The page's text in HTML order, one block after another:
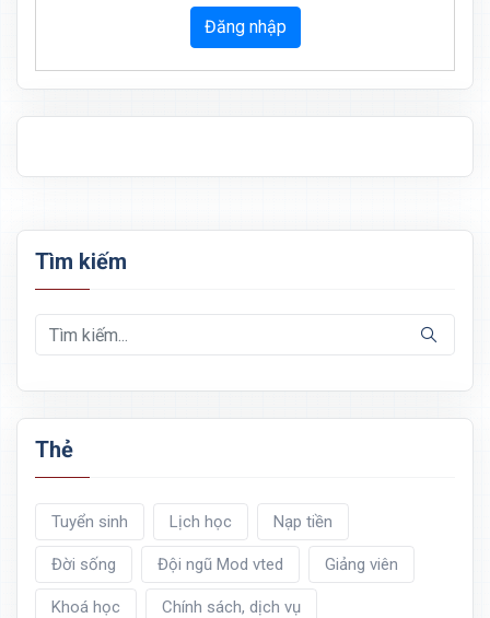
Đăng nhập
Tìm kiếm
Thẻ
Tuyển sinh Lịch học Nạp tiền
Đời sống Đội ngũ Mod vted Giảng viên
Khoá học Chính sách, dịch vụ